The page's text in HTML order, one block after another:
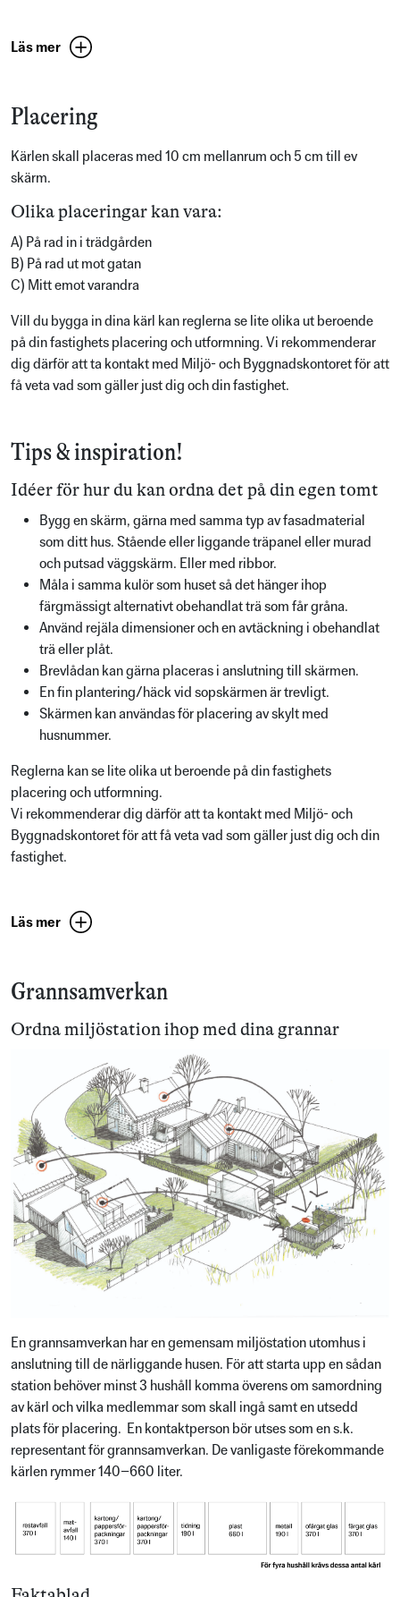
Läs mer
Placering
Kärlen skall placeras med 10 cm mellanrum och 5 cm till ev
skärm.
Olika placeringar kan vara:
A) På rad in i trädgården
B) På rad ut mot gatan
C) Mitt emot varandra
Vill du bygga in dina kärl kan reglerna se lite olika ut beroende
på din fastighets placering och utformning. Vi rekommenderar
dig därför att ta kontakt med Miljö- och Byggnadskontoret för att
få veta vad som gäller just dig och din fastighet.
Tips & inspiration!
Idéer för hur du kan ordna det på din egen tomt
Bygg en skärm, gärna med samma typ av fasadmaterial
som ditt hus. Stående eller liggande träpanel eller murad
och putsad väggskärm. Eller med ribbor.
Måla i samma kulör som huset så det hänger ihop
färgmässigt alternativt obehandlat trä som får gråna.
Använd rejäla dimensioner och en avtäckning i obehandlat
trä eller plåt.
Brevlådan kan gärna placeras i anslutning till skärmen.
En fin plantering/häck vid sopskärmen är trevligt.
Skärmen kan användas för placering av skylt med
husnummer.
Reglerna kan se lite olika ut beroende på din fastighets
placering och utformning.
Vi rekommenderar dig därför att ta kontakt med Miljö- och
Byggnadskontoret för att få veta vad som gäller just dig och din
fastighet.
Läs mer
Grannsamverkan
Ordna miljöstation ihop med dina grannar
En grannsamverkan har en gemensam miljöstation utomhus i
anslutning till de närliggande husen. För att starta upp en sådan
station behöver minst 3 hushåll komma överens om samordning
av kärl och vilka medlemmar som skall ingå samt en utsedd
plats för placering. En kontaktperson bör utses som en s.k.
representant för grannsamverkan. De vanligaste förekommande
kärlen rymmer 140–660 liter.